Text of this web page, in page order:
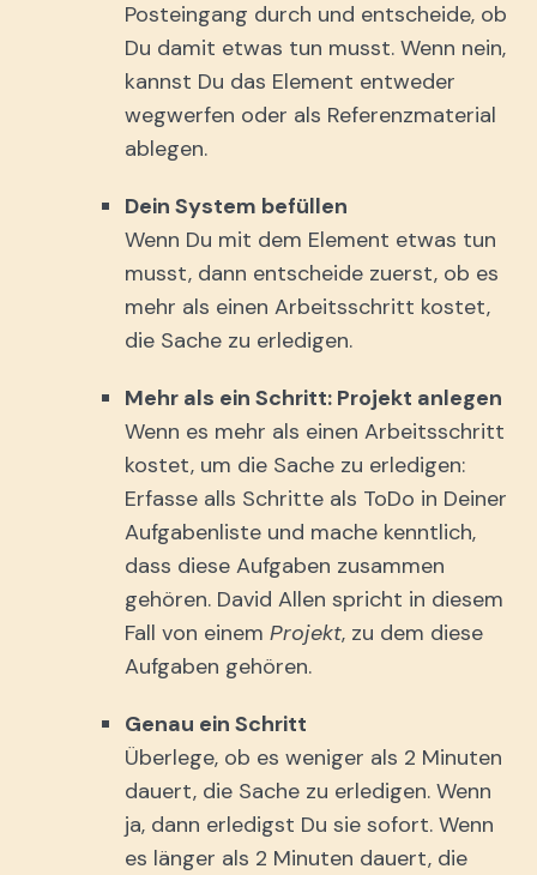
Posteingang durch und entscheide, ob
Du damit etwas tun musst. Wenn nein,
kannst Du das Element entweder
wegwerfen oder als Referenzmaterial
ablegen.
Dein System befüllen
Wenn Du mit dem Element etwas tun
musst, dann entscheide zuerst, ob es
mehr als einen Arbeitsschritt kostet,
die Sache zu erledigen.
Mehr als ein Schritt: Projekt anlegen
Wenn es mehr als einen Arbeitsschritt
kostet, um die Sache zu erledigen:
Erfasse alls Schritte als ToDo in Deiner
Aufgabenliste und mache kenntlich,
dass diese Aufgaben zusammen
gehören. David Allen spricht in diesem
Fall von einem Projekt, zu dem diese
Aufgaben gehören.
Genau ein Schritt
Überlege, ob es weniger als 2 Minuten
dauert, die Sache zu erledigen. Wenn
ja, dann erledigst Du sie sofort. Wenn
es länger als 2 Minuten dauert, die